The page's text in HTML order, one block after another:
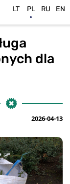
dla
2026-04-13
LT PL RU EN